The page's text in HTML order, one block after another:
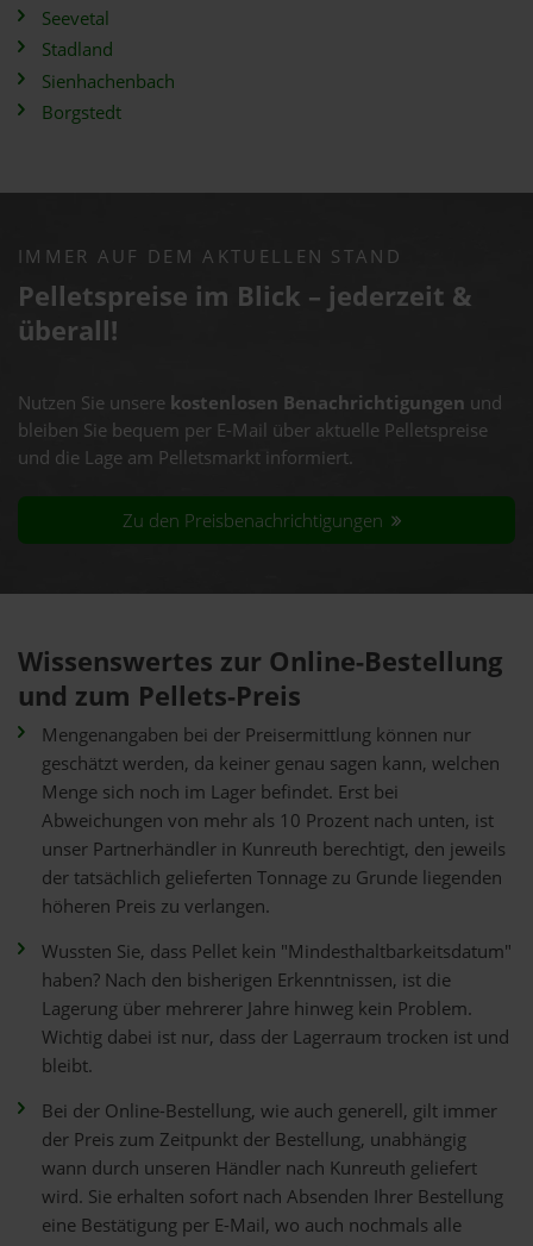
Seevetal
Stadland
Sienhachenbach
Borgstedt
IMMER AUF DEM AKTUELLEN STAND
Pelletspreise im Blick – jederzeit &
überall!
Nutzen Sie unsere kostenlosen Benachrichtigungen und
bleiben Sie bequem per E-Mail über aktuelle Pelletspreise
und die Lage am Pelletsmarkt informiert.
Zu den Preisbenachrichtigungen
Wissenswertes zur Online-Bestellung
und zum Pellets-Preis
Mengenangaben bei der Preisermittlung können nur
geschätzt werden, da keiner genau sagen kann, welchen
Menge sich noch im Lager befindet. Erst bei
Abweichungen von mehr als 10 Prozent nach unten, ist
unser Partnerhändler in Kunreuth berechtigt, den jeweils
der tatsächlich gelieferten Tonnage zu Grunde liegenden
höheren Preis zu verlangen.
Wussten Sie, dass Pellet kein "Mindesthaltbarkeitsdatum"
haben? Nach den bisherigen Erkenntnissen, ist die
Lagerung über mehrerer Jahre hinweg kein Problem.
Wichtig dabei ist nur, dass der Lagerraum trocken ist und
bleibt.
Bei der Online-Bestellung, wie auch generell, gilt immer
der Preis zum Zeitpunkt der Bestellung, unabhängig
wann durch unseren Händler nach Kunreuth geliefert
wird. Sie erhalten sofort nach Absenden Ihrer Bestellung
eine Bestätigung per E-Mail, wo auch nochmals alle